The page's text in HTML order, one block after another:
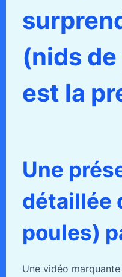
(nids
est la
Une
détaillée
poules)
Une vidéo